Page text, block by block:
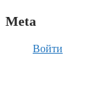
Meta
Войти